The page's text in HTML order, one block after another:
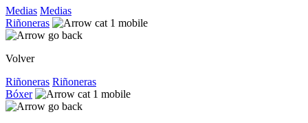
Medias Medias
Riñoneras
Volver
Riñoneras Riñoneras
Bóxer